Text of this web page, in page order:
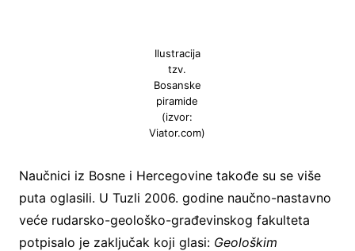
Ilustracija
tzv.
Bosanske
piramide
(izvor:
Viator.com)
Naučnici iz Bosne i Hercegovine takođe su se više
puta oglasili. U Tuzli 2006. godine naučno-nastavno
veće rudarsko-geološko-građevinskog fakulteta
potpisalo je zaključak koji glasi: Geološkim